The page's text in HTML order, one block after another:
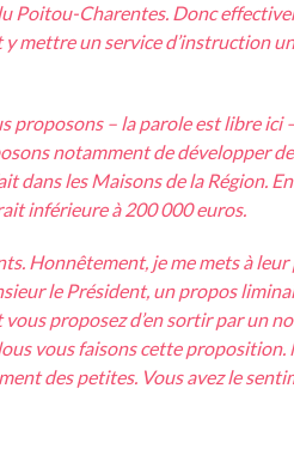
Poitou-Charentes. Donc
un service d’instruction
proposons – la parole est libre ici
notamment de développer
dans les Maisons de la Région.
inférieure à 200 000 euros.
Honnêtement, je me mets à
le Président, un propos
proposez d’en sortir par un
vous faisons cette
des petites. Vous avez le